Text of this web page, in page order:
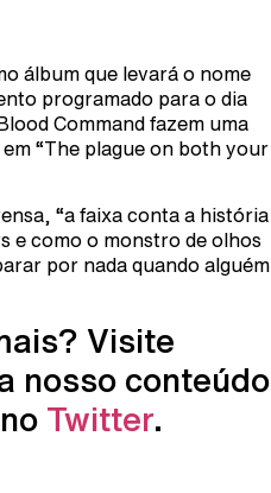
álbum que levará o nome
programado para o dia
Command fazem uma
“The plague on both your
“a faixa conta a história
e como o monstro de olhos
por nada quando alguém
Visite
nosso conteúdo
Twitter.